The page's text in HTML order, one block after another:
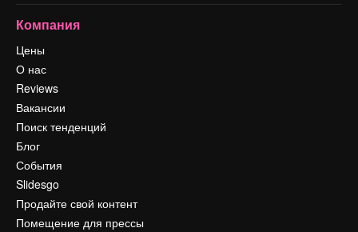
Компания
Цены
О нас
Reviews
Вакансии
Поиск тенденций
Блог
События
Slidesgo
Продайте свой контент
Помещение для прессы